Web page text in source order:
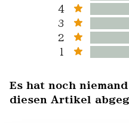
4
3
2
1
Es hat noch
diesen Artikel